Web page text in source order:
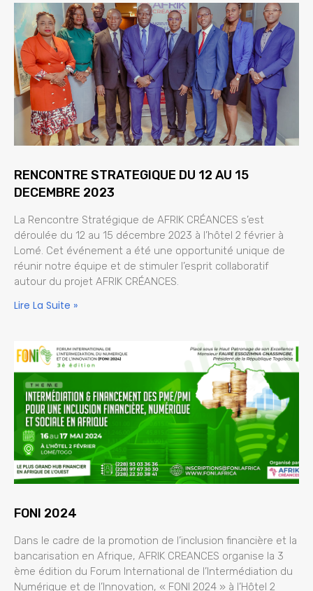
RENCONTRE STRATEGIQUE DU 12 AU 15
DECEMBRE 2023
La Rencontre Stratégique de AFRIK CRÉANCES s’est
déroulée du 12 au 15 décembre 2023 à l’hôtel 2 février à
Lomé. Cet événement a été une opportunité unique de
réunir notre équipe et de stimuler l’esprit collaboratif
autour du projet AFRIK CRÉANCES.
Lire La Suite »
FONI 2024
Dans le cadre de la promotion de l’inclusion financière et la
bancarisation en Afrique, AFRIK CREANCES organise la 3
ème édition du Forum International de l’Intermédiation du
Numérique et de l’Innovation, « FONI 2024 » à l’Hôtel 2